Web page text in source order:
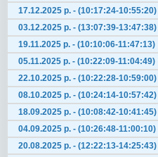
17.12.2025 р. - (10:17:24-10:55:20)
03.12.2025 р. - (13:07:39-13:47:38)
19.11.2025 р. - (10:10:06-11:47:13)
05.11.2025 р. - (10:22:09-11:04:49)
22.10.2025 р. - (10:22:28-10:59:00)
08.10.2025 р. - (10:24:14-10:57:42)
18.09.2025 р. - (10:08:42-10:41:45)
04.09.2025 р. - (10:26:48-11:00:10)
20.08.2025 р. - (12:22:13-14:25:43)